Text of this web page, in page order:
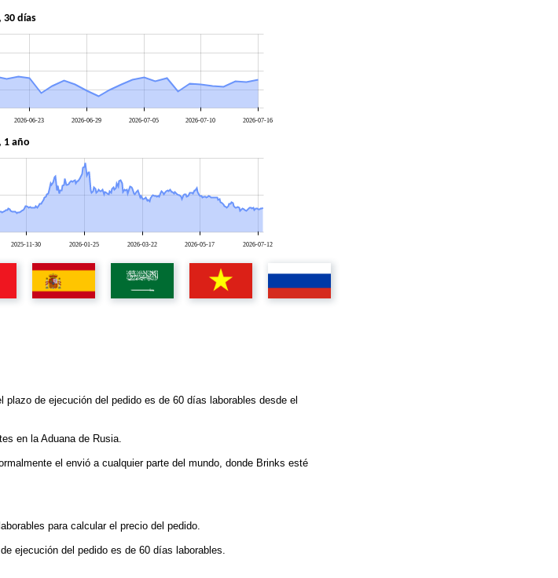
días
2026-06-23 2026-06-29 2026-07-05 2026-07-10 2026-07-16
1 año
2025-11-30 2026-01-25 2026-03-22 2026-05-17 2026-07-12
de ejecución del pedido es de 60 días laborables desde el
en la Aduana de Rusia.
el envió a cualquier parte del mundo, donde Brinks esté
para calcular el precio del pedido.
ejecución del pedido es de 60 días laborables.